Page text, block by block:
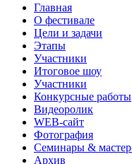
Главная
О фестивале
Цели и задачи
Этапы
Участники
Итоговое шоу
Участники
Конкурсные работы
Видеоролик
WEB-сайт
Фотография
Семинары &
Архив